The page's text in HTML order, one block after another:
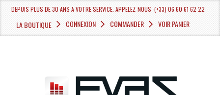
DEPUIS PLUS DE 30 ANS A VOTRE SERVICE. APPELEZ-NOUS :(+33) 06 60 61 62 22
LA BOUTIQUE CONNEXION COMMANDER VOIR PANIER